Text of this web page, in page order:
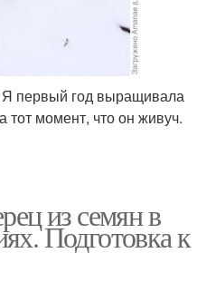
первый год выращивала
тот момент, что он живуч.
из семян в
Подготовка к